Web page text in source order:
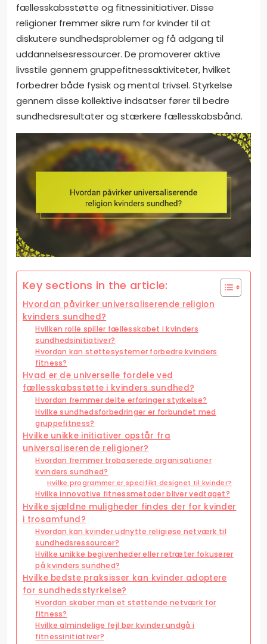
fællesskabsstøtte og fitnessinitiativer. Disse
religioner fremmer sikre rum for kvinder til at
diskutere sundhedsproblemer og få adgang til
uddannelsesressourcer. De promoverer aktive
livsstile gennem gruppefitnessaktiviteter, hvilket
forbedrer både fysisk og mental trivsel. Styrkelse
gennem disse kollektive indsatser fører til bedre
sundhedsresultater og stærkere fællesskabsbånd.
Key sections in the article:
Hvordan påvirker universaliserende religion
kvinders sundhed?
Hvilken rolle spiller fællesskabet i kvinders
sundhedsinitiativer?
Hvordan kan støttesystemer forbedre kvinders
fitness?
Hvad er de universelle fordele ved
fællesskabsstøtte i kvinders sundhed?
Hvordan fremmer delte erfaringer styrkelse?
Hvilke sundhedsforbedringer er forbundet med
gruppefitness?
Hvilke unikke initiativer opstår fra
universaliserende religioner?
Hvordan fremmer trobaserede organisationer
kvinders sundhed?
Hvilke programmer er specifikt designet til kvinder?
Hvilke innovative fitnessmetoder bliver vedtaget?
Hvilke sjældne muligheder findes der for kvinder
i trosamfund?
Hvordan kan kvinder udnytte religiøse netværk til
sundhedsressourcer?
Hvilke unikke begivenheder eller retræter fokuserer
på kvinders sundhed?
Hvilke bedste praksisser kan kvinder adoptere
for sundhedsstyrkelse?
Hvordan skaber man et støttende netværk for
fitness?
Hvilke almindelige fejl bør kvinder undgå i
fitnessinitiativer?